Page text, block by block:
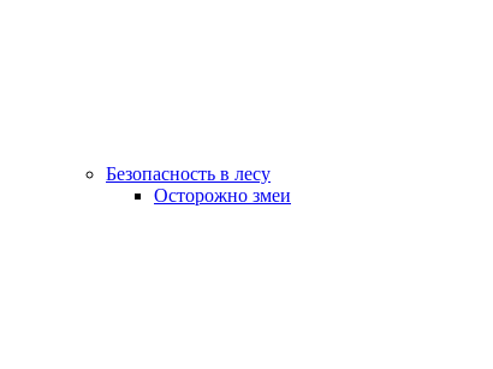
Безопасность в лесу
Осторожно змеи